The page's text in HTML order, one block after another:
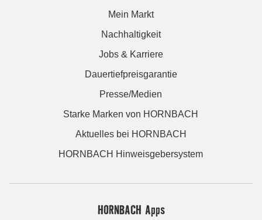
Mein Markt
Nachhaltigkeit
Jobs & Karriere
Dauertiefpreisgarantie
Presse/Medien
Starke Marken von HORNBACH
Aktuelles bei HORNBACH
HORNBACH Hinweisgebersystem
HORNBACH Apps